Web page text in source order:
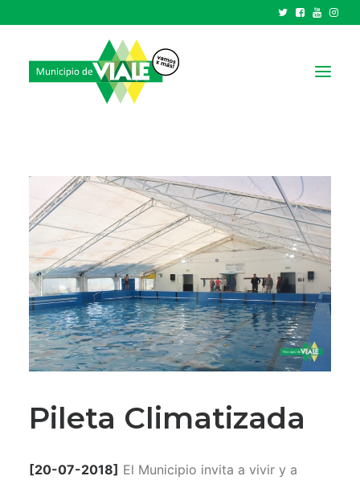
GOBIERNO
HCD
TRÁMITES Y SERVICIOS
CIUDAD
PARQUE INDUSTRIAL
RECAUDACIONES
Pileta Climatizada
[20-07-2018] El Municipio invita a vivir y a